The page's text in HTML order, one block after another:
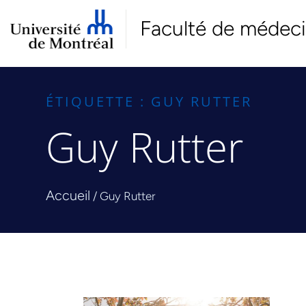
Faculté de
ÉTIQUETTE : GUY RUTTER
Guy Rutter
Accueil / Guy Rutter